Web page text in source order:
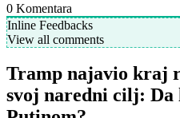
0 Komentara
Inline Feedbacks
View all comments
Tramp najavio kraj
svoj naredni cilj: Da